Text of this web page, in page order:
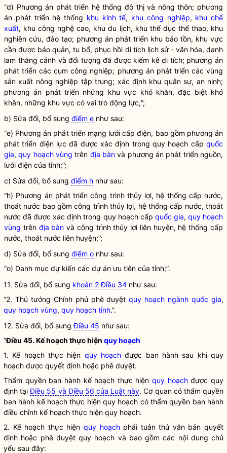
“d) Phương án phát triển hệ thống đô thị và nông thôn; phương
án phát triển hệ thống khu kinh tế, khu công nghiệp, khu chế
xuất, khu công nghệ cao, khu du lịch, khu thể dục thể thao, khu
nghiên cứu, đào tạo; phương án phát triển khu bảo tồn, khu vực
cần được bảo quản, tu bổ, phục hồi di tích lịch sử - văn hóa, danh
lam thắng cảnh và đối tượng đã được kiểm kê di tích; phương án
phát triển các cụm công nghiệp; phương án phát triển các vùng
sản xuất nông nghiệp tập trung; xác định khu quân sự, an ninh;
phương án phát triển những khu vực khó khăn, đặc biệt khó
khăn, những khu vực có vai trò động lực;”;
b) Sửa đổi, bổ sung điểm e như sau:
“e) Phương án phát triển mạng lưới cấp điện, bao gồm phương án
phát triển điện lực đã được xác định trong quy hoạch cấp quốc
gia,quy hoạch vùng trên địa bàn và phương án phát triển nguồn,
lưới điện của tỉnh;”;
c) Sửa đổi, bổ sung điểm h như sau:
“h) Phương án phát triển công trình thủy lợi, hệ thống cấp nước,
thoát nước bao gồm công trình thủy lợi, hệ thống cấp nước, thoát
nước đã được xác định trong quy hoạch cấp quốc gia, quy hoạch
vùng trên địa bàn và công trình thủy lợi liên huyện, hệ thống cấp
nước, thoát nước liên huyện;”;
d) Sửa đổi, bổ sung điểm o như sau:
“o) Danh mục dự kiến các dự án ưu tiên của tỉnh;”.
11. Sửa đổi, bổ sung khoản 2 Điều 34 như sau:
“2. Thủ tướng Chính phủ phê duyệtquy hoạch ngành quốc gia,
quy hoạch vùng, quy hoạch tỉnh.”.
12. Sửa đổi, bổ sungĐiều 45 như sau:
“Điều 45. Kế hoạch thực hiện quy hoạch
1. Kế hoạch thực hiện quy hoạch được ban hành sau khiquy
hoạch được quyết định hoặc phê duyệt.
Thẩm quyềnban hành kế hoạch thực hiệnquy hoạchđược quy
định tạiĐiều 55 và Điều 56 của Luật này. Cơ quan có thẩmquyền
ban hành kế hoạch thực hiện quy hoạch có thẩmquyền ban hành
điều chỉnh kế hoạch thực hiện quy hoạch.
2. Kế hoạch thực hiện quy hoạchphải tuân thủ văn bản quyết
định hoặc phê duyệt quy hoạch và bao gồm các nội dung chủ
yếu sau đây: